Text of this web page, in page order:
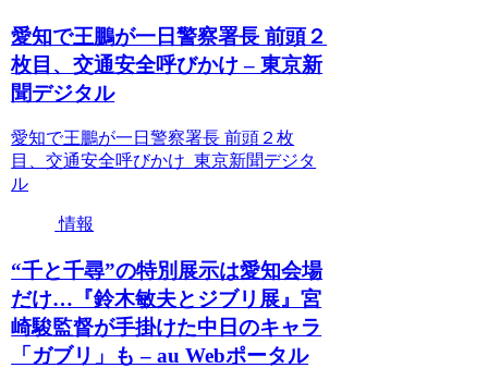
愛知で王鵬が一日警察署長 前頭２
枚目、交通安全呼びかけ – 東京新
聞デジタル
愛知で王鵬が一日警察署長 前頭２枚
目、交通安全呼びかけ 東京新聞デジタ
ル
情報
“千と千尋”の特別展示は愛知会場
だけ…『鈴木敏夫とジブリ展』宮
崎駿監督が手掛けた中日のキャラ
「ガブリ」も – au Webポータル